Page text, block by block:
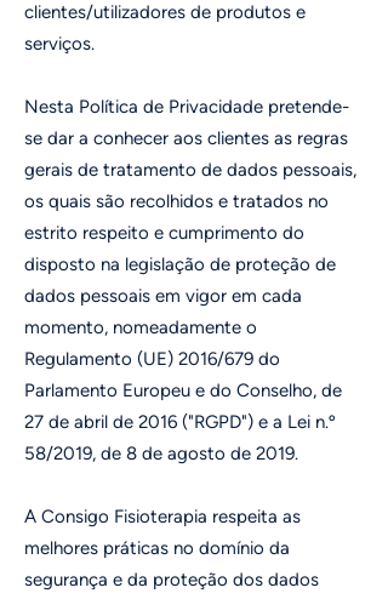
clientes/utilizadores de produtos e
serviços.
Nesta Política de Privacidade pretende-
se dar a conhecer aos clientes as regras
gerais de tratamento de dados pessoais,
os quais são recolhidos e tratados no
estrito respeito e cumprimento do
disposto na legislação de proteção de
dados pessoais em vigor em cada
momento, nomeadamente o
Regulamento (UE) 2016/679 do
Parlamento Europeu e do Conselho, de
27 de abril de 2016 ("RGPD") e a Lei n.º
58/2019, de 8 de agosto de 2019.
A Consigo Fisioterapia respeita as
melhores práticas no domínio da
segurança e da proteção dos dados